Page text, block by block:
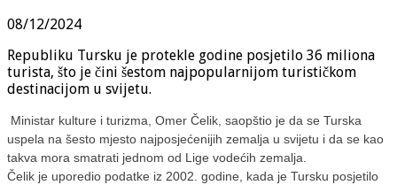
08/12/2024
Republiku Tursku je protekle godine posjetilo 36 miliona
turista, što je čini šestom najpopularnijom turističkom
destinacijom u svijetu.
Ministar kulture i turizma, Omer Čelik, saopštio je da se Turska
uspela na šesto mjesto najposjećenijih zemalja u svijetu i da se kao
takva mora smatrati jednom od Lige vodećih zemalja.
Čelik je uporedio podatke iz 2002. godine, kada je Tursku posjetilo